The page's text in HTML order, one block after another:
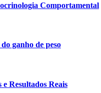
Comportamental
ganho de peso
Resultados Reais